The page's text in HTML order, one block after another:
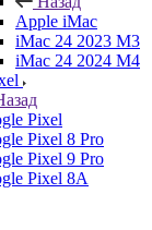
Apple iMac
iMac 24 2023 M3
iMac 24 2024 M4
Pixel
Pixel 8 Pro
Pixel 9 Pro
Pixel 8A